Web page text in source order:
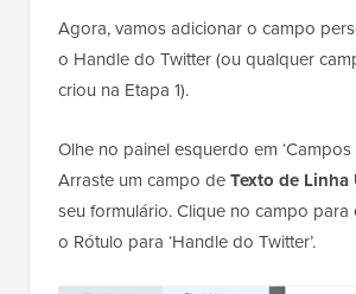
Agora, vamos adicionar o campo
o Handle do Twitter (ou qualquer
criou na Etapa 1).
Olhe no painel esquerdo em ‘Campos
Arraste um campo deTexto de Linha
seu formulário. Clique no campo para
o Rótulo para ‘Handle do Twitter’.